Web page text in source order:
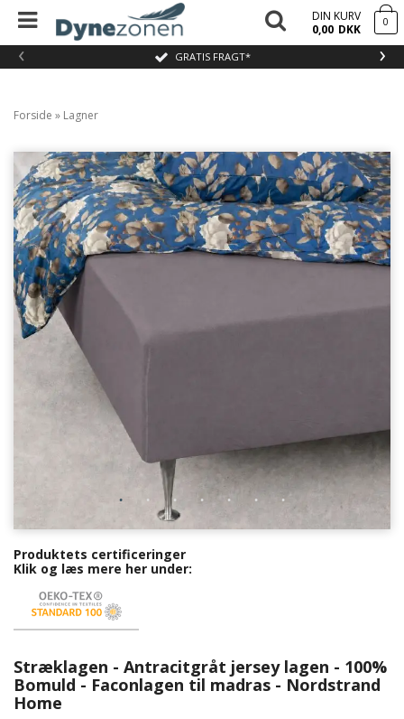
GRATIS FRAGT*
‹ ›
DIN KURV
0,00 DKK 0
Forside » Lagner
Produktets certificeringer
Klik og læs mere her under:
Stræklagen - Antracitgråt jersey lagen - 100%
Bomuld - Faconlagen til madras - Nordstrand
Home